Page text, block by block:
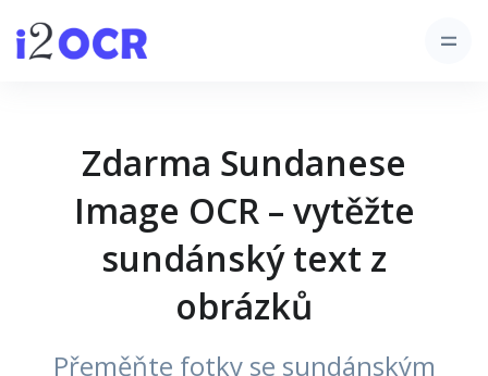
Zdarma Sundanese
Image OCR – vytěžte
sundánský text z
obrázků
Přeměňte fotky se sundánským